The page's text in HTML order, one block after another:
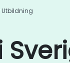
Utbildning